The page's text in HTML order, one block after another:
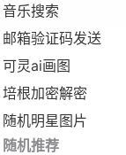
音乐搜索
邮箱验证码发送
可灵ai画图
培根加密解密
随机明星图片
随机推荐